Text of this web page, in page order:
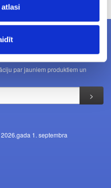
par jauniem produktiem un
1. septembra